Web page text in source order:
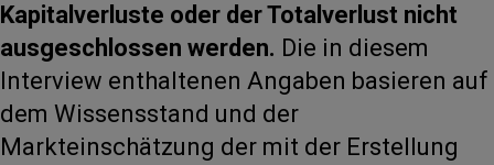
Kapitalverluste oder der Totalverlust nicht
ausgeschlossen werden. Die in diesem
Interview enthaltenen Angaben basieren auf
dem Wissensstand und der
Markteinschätzung der mit der Erstellung